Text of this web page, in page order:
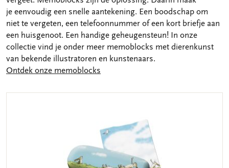
je eenvoudig een snelle aantekening. Een boodschap om
niet te vergeten, een telefoonnummer of een kort briefje aan
een huisgenoot. Een handige geheugensteun! In onze
collectie vind je onder meer memoblocks met dierenkunst
van bekende illustratoren en kunstenaars.
Ontdek onze memoblocks